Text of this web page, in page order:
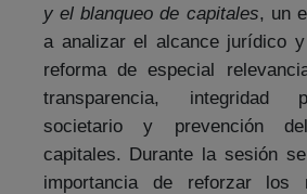
y el blanqueo de capitales, un
a analizar el alcance jurídico
reforma de especial
transparencia, integridad
societario y prevención
capitales. Durante la sesión
importancia de reforzar los